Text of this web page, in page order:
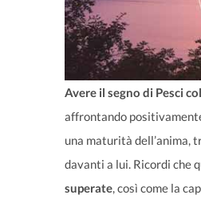
Avere il segno di Pesci
affrontando
una maturità dell’anima,
davanti a lui. Ricordi che
superate, così come la